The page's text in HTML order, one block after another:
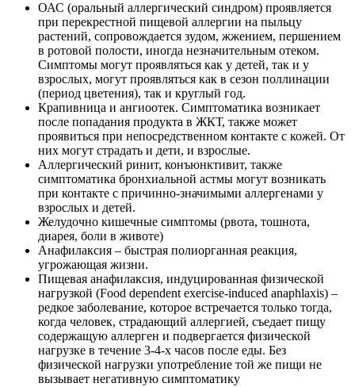
ОАС (оральный аллергический синдром) проявляется
при перекрестной пищевой аллергии на пыльцу
растений, сопровождается зудом, жжением, першением
в ротовой полости, иногда незначительным отеком.
Симптомы могут проявляться как у детей, так и у
взрослых, могут проявляться как в сезон поллинации
(период цветения), так и круглый год.
Крапивница и ангиоотек. Симптоматика возникает
после попадания продукта в ЖКТ, также может
проявиться при непосредственном контакте с кожей. От
них могут страдать и дети, и взрослые.
Аллергический ринит, конъюнктивит, также
симптоматика бронхиальной астмы могут возникать
при контакте с причинно-значимыми аллергенами у
взрослых и детей.
Желудочно кишечные симптомы (рвота, тошнота,
диарея, боли в животе)
Анафилаксия – быстрая полиорганная реакция,
угрожающая жизни.
Пищевая анафилаксия, индуцированная физической
нагрузкой (Food dependent exercise-induced anaphlaxis) –
редкое заболевание, которое встречается только тогда,
когда человек, страдающий аллергией, съедает пищу
содержащую аллерген и подвергается физической
нагрузке в течение 3-4-х часов после еды. Без
физической нагрузки употребление той же пищи не
вызывает негативную симптоматику